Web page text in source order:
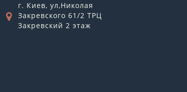
г. Киев, ул,Николая
Закревского 61/2 ТРЦ
Закревский 2 этаж